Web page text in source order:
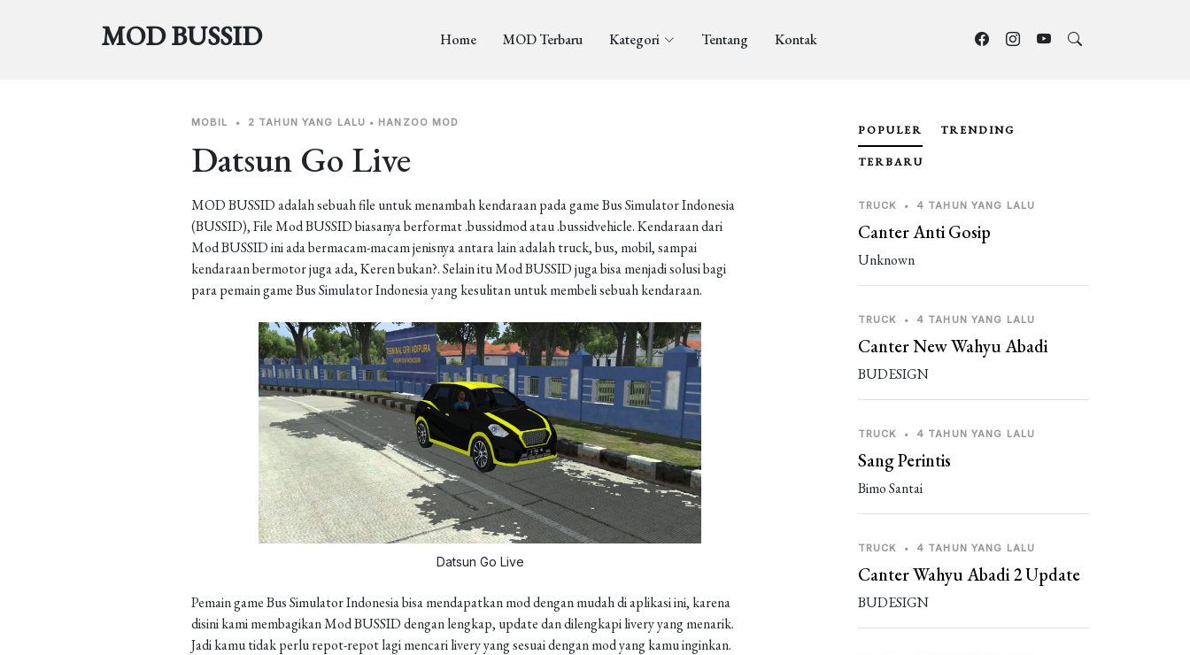
MOD BUSSID Home MOD Terbaru Kategori Tentang Kontak
MOBIL • 2 TAHUN YANG LALU • HANZOO MOD
Datsun Go Live
MOD BUSSID adalah sebuah file untuk menambah kendaraan pada game Bus Simulator Indonesia
(BUSSID), File Mod BUSSID biasanya berformat .bussidmod atau .bussidvehicle. Kendaraan dari
Mod BUSSID ini ada bermacam-macam jenisnya antara lain adalah truck, bus, mobil, sampai
kendaraan bermotor juga ada, Keren bukan?. Selain itu Mod BUSSID juga bisa menjadi solusi bagi
para pemain game Bus Simulator Indonesia yang kesulitan untuk membeli sebuah kendaraan.
Datsun Go Live
Pemain game Bus Simulator Indonesia bisa mendapatkan mod dengan mudah di aplikasi ini, karena
disini kami membagikan Mod BUSSID dengan lengkap, update dan dilengkapi livery yang menarik.
Jadi kamu tidak perlu repot-repot lagi mencari livery yang sesuai dengan mod yang kamu inginkan.
POPULER TRENDING
TERBARU
TRUCK • 4 TAHUN YANG LALU
Canter Anti Gosip
Unknown
TRUCK • 4 TAHUN YANG LALU
Canter New Wahyu Abadi
BUDESIGN
TRUCK • 4 TAHUN YANG LALU
Sang Perintis
Bimo Santai
TRUCK • 4 TAHUN YANG LALU
Canter Wahyu Abadi 2 Update
BUDESIGN